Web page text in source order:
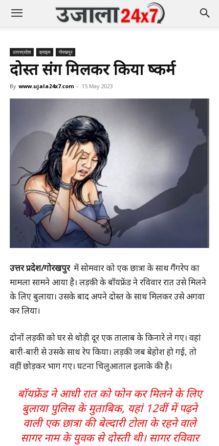
उत्तरप्रदेश क्राइम गोरखपुर
दोस्त संग मिलकर किया दुष्कर्म
By www.ujala24x7.com - 15 May 2023
उत्तर प्रदेश/गोरखपुरमें सोमवार को एक छात्रा के साथ गैंगरेप का
मामला सामने आया है। लड़की के बॉयफ्रेंड ने रविवार रात उसे मिलने
के लिए बुलाया। उसके बाद अपने दोस्त के साथ मिलकर उसे अगवा
कर लिया।
दोनों लड़की को घर से थोड़ी दूर एक तालाब के किनारे ले गए। वहां
बारी-बारी से उसके साथ रेप किया। लड़की जब बेहोश हो गई, तो
वहीं छोड़कर भाग गए। घटना चिलुआताल इलाके की है।
बॉयफ्रेंड ने आधी रात को फोन कर मिलने के लिए
बुलाया पुलिस के मुताबिक, यहां 12वीं में पढ़ने
वाली एक छात्रा की बेल्दारी टोला के रहने वाले
सागर नाम के युवक से दोस्ती थी। सागर रविवार